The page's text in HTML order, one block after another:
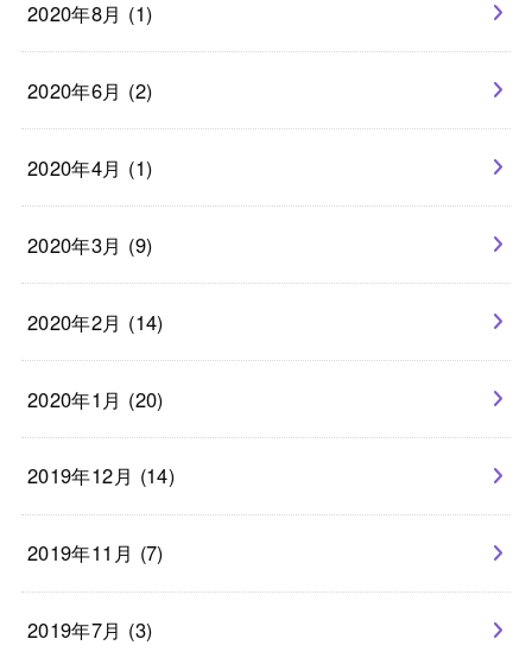
2020年8月 (1)
2020年6月 (2)
2020年4月 (1)
2020年3月 (9)
2020年2月 (14)
2020年1月 (20)
2019年12月 (14)
2019年11月 (7)
2019年7月 (3)